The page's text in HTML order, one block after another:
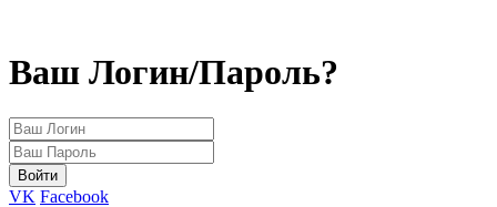
Ваш Логин/Пароль?
VK Facebook